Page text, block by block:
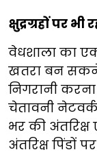
क्षुद्रग्रहों पर
वेधशाला का
खतरा बन
निगरानी करना
चेतावनी
भर की
अंतरिक्ष पिंडों